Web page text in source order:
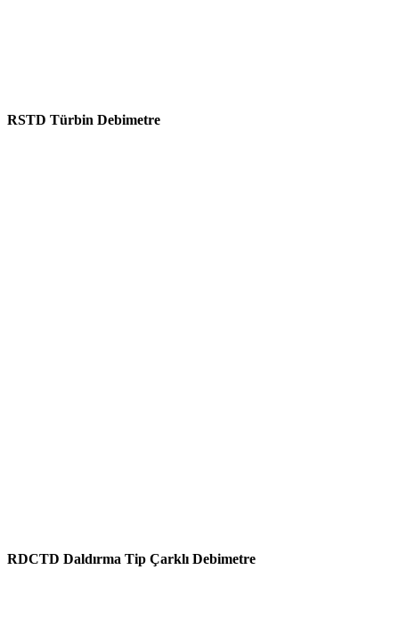
RSTD Türbin Debimetre
RDCTD Daldırma Tip Çarklı Debimetre